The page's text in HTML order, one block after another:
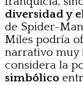
diversidad y
de Spider-
Miles podría
narrativo muy
considera la
simbólico